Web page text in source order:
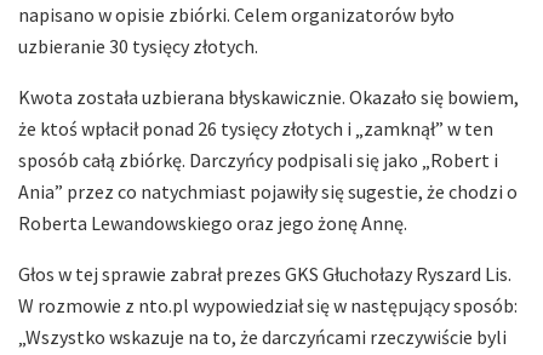
napisano w opisie zbiórki. Celem organizatorów było
uzbieranie 30 tysięcy złotych.
Kwota została uzbierana błyskawicznie. Okazało się bowiem,
że ktoś wpłacił ponad 26 tysięcy złotych i „zamknął” w ten
sposób całą zbiórkę. Darczyńcy podpisali się jako „Robert i
Ania” przez co natychmiast pojawiły się sugestie, że chodzi o
Roberta Lewandowskiego oraz jego żonę Annę.
Głos w tej sprawie zabrał prezes GKS Głuchołazy Ryszard Lis.
W rozmowie z nto.pl wypowiedział się w następujący sposób:
„Wszystko wskazuje na to, że darczyńcami rzeczywiście byli